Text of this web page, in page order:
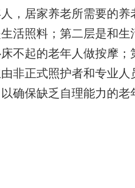
，居家养老所需要的
活照料；第二层是和
不起的老年人做按摩
非正式照护者和专业
确保缺乏自理能力的